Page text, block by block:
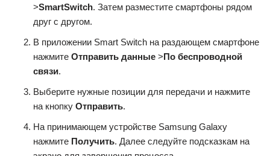
>SmartSwitch. Затем разместите смартфоны рядом
друг с другом.
В приложении Smart Switch на раздающем смартфоне
нажмите Отправить данные >По беспроводной
связи.
Выберите нужные позиции для передачи и нажмите
на кнопку Отправить.
На принимающем устройстве Samsung Galaxy
нажмите Получить. Далее следуйте подсказкам на